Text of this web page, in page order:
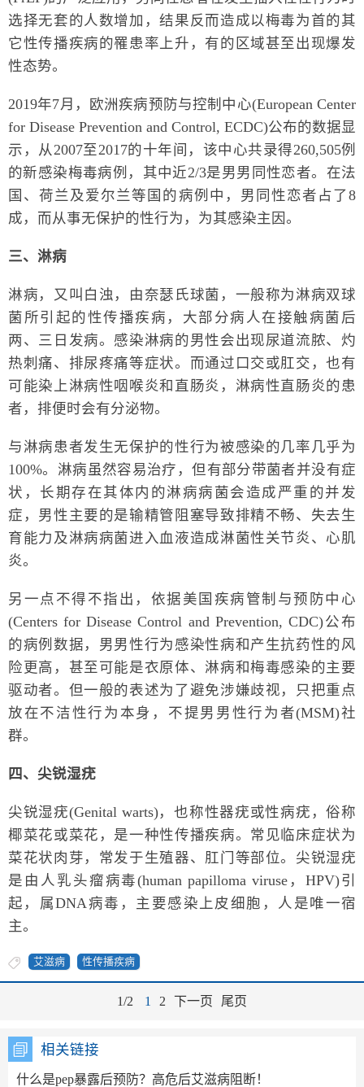
选择无套的人数增加，结果反而造成以梅毒为首的其
它性传播疾病的罹患率上升，有的区域甚至出现爆发
性态势。
2019年7月，欧洲疾病预防与控制中心(European Center
for Disease Prevention and Control, ECDC)公布的数据显
示，从2007至2017的十年间，该中心共录得260,505例
的新感染梅毒病例，其中近2/3是男男同性恋者。在法
国、荷兰及爱尔兰等国的病例中，男同性恋者占了8
成，而从事无保护的性行为，为其感染主因。
三、淋病
淋病，又叫白浊，由奈瑟氏球菌，一般称为淋病双球
菌所引起的性传播疾病，大部分病人在接触病菌后
两、三日发病。感染淋病的男性会出现尿道流脓、灼
热刺痛、排尿疼痛等症状。而通过口交或肛交，也有
可能染上淋病性咽喉炎和直肠炎，淋病性直肠炎的患
者，排便时会有分泌物。
与淋病患者发生无保护的性行为被感染的几率几乎为
100%。淋病虽然容易治疗，但有部分带菌者并没有症
状，长期存在其体内的淋病病菌会造成严重的并发
症，男性主要的是输精管阻塞导致排精不畅、失去生
育能力及淋病病菌进入血液造成淋菌性关节炎、心肌
炎。
另一点不得不指出，依据美国疾病管制与预防中心
(Centers for Disease Control and Prevention, CDC)公布
的病例数据，男男性行为感染性病和产生抗药性的风
险更高，甚至可能是衣原体、淋病和梅毒感染的主要
驱动者。但一般的表述为了避免涉嫌歧视，只把重点
放在不洁性行为本身，不提男男性行为者(MSM)社
群。
四、尖锐湿疣
尖锐湿疣(Genital warts)，也称性器疣或性病疣，俗称
椰菜花或菜花，是一种性传播疾病。常见临床症状为
菜花状肉芽，常发于生殖器、肛门等部位。尖锐湿疣
是由人乳头瘤病毒(human papilloma viruse，HPV)引
起，属DNA病毒，主要感染上皮细胞，人是唯一宿
主。
艾滋病 性传播疾病
1/2 1 2 下一页 尾页
相关链接
什么是pep暴露后预防？高危后艾滋病阻断！